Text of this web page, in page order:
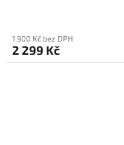
1 900 Kč bez DPH
2 299 Kč